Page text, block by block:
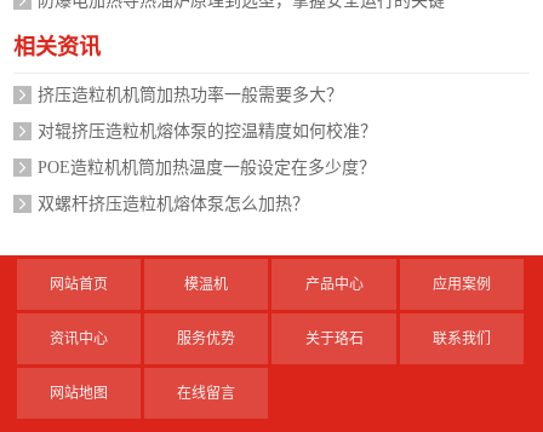
相关资讯
挤压造粒机机筒加热功率一般需要多大？
对辊挤压造粒机熔体泵的控温精度如何校准？
POE造粒机机筒加热温度一般设定在多少度？
双螺杆挤压造粒机熔体泵怎么加热？
网站首页 模温机 产品中心 应用案例
资讯中心 服务优势 关于珞石 联系我们
网站地图 在线留言